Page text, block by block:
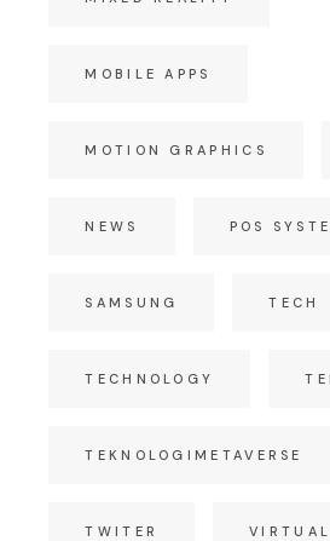
MOBILE APPS
MOTION GRAPHICS
NEWS POS
SAMSUNG TECH
TECHNOLOGY
TEKNOLOGIMETAVERSE
TWITER